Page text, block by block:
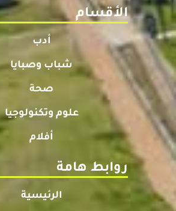
الأقسام
أدب
شباب وصبايا
صحة
علوم وتكنولوجيا
أفلام
روابط هامة
الرئيسية